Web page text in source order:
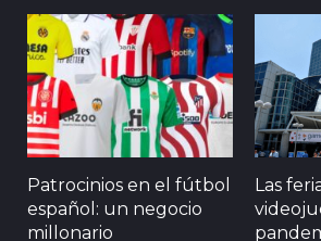
Patrocinios en el fútbol
español: un negocio
millonario
Las